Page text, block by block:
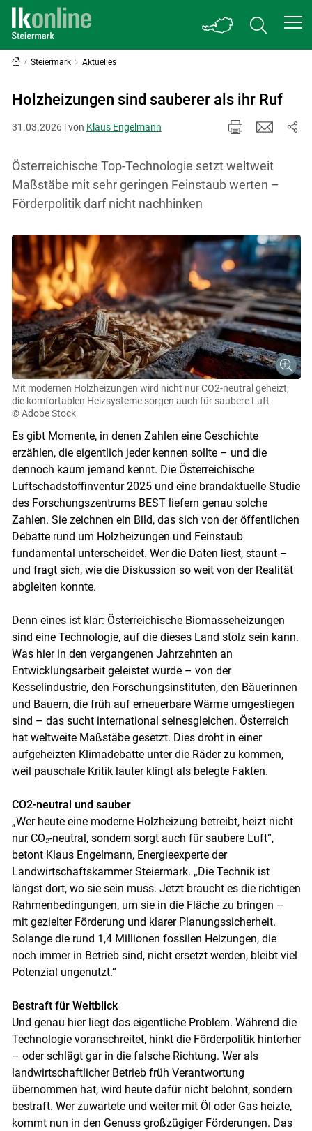
Steiermark Aktuelles
Holzheizungen sind sauberer als ihr Ruf
31.03.2026 | von Klaus Engelmann
Österreichische Top-Technologie setzt weltweit
Maßstäbe mit sehr geringen Feinstaub werten –
Förderpolitik darf nicht nachhinken
Mit modernen Holzheizungen wird nicht nur CO2-neutral geheizt,
die komfortablen Heizsysteme sorgen auch für saubere Luft
© Adobe Stock
Es gibt Momente, in denen Zahlen eine Geschichte
erzählen, die eigentlich jeder kennen sollte – und die
dennoch kaum jemand kennt. Die Österreichische
Luftschadstoffinventur 2025 und eine brandaktuelle Studie
des Forschungszentrums BEST liefern genau solche
Zahlen. Sie zeichnen ein Bild, das sich von der öffentlichen
Debatte rund um Holzheizungen und Feinstaub
fundamental unterscheidet. Wer die Daten liest, staunt –
und fragt sich, wie die Diskussion so weit von der Realität
abgleiten konnte.
Denn eines ist klar: Österreichische Biomasseheizungen
sind eine Technologie, auf die dieses Land stolz sein kann.
Was hier in den vergangenen Jahrzehnten an
Entwicklungsarbeit geleistet wurde – von der
Kesselindustrie, den Forschungsinstituten, den Bäuerinnen
und Bauern, die früh auf erneuerbare Wärme umgestiegen
sind – das sucht international seinesgleichen. Österreich
hat weltweite Maßstäbe gesetzt. Dies droht in einer
aufgeheizten Klimadebatte unter die Räder zu kommen,
weil pauschale Kritik lauter klingt als belegte Fakten.
CO2-neutral und sauber
„Wer heute eine moderne Holzheizung betreibt, heizt nicht
nur CO₂-neutral, sondern sorgt auch für saubere Luft“,
betont Klaus Engelmann, Energieexperte der
Landwirtschaftskammer Steiermark. „Die Technik ist
längst dort, wo sie sein muss. Jetzt braucht es die richtigen
Rahmenbedingungen, um sie in die Fläche zu bringen –
mit gezielter Förderung und klarer Planungssicherheit.
Solange die rund 1,4 Millionen fossilen Heizungen, die
noch immer in Betrieb sind, nicht ersetzt werden, bleibt viel
Potenzial ungenutzt.“
Bestraft für Weitblick
Und genau hier liegt das eigentliche Problem. Während die
Technologie voranschreitet, hinkt die Förderpolitik hinterher
– oder schlägt gar in die falsche Richtung. Wer als
landwirtschaftlicher Betrieb früh Verantwortung
übernommen hat, wird heute dafür nicht belohnt, sondern
bestraft. Wer zuwartete und weiter mit Öl oder Gas heizte,
kommt nun in den Genuss großzügiger Förderungen. Das